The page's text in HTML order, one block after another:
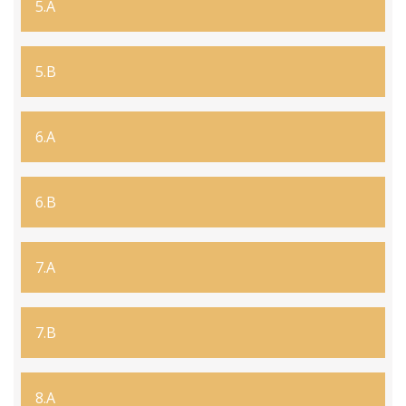
5.A
5.B
6.A
6.B
7.A
7.B
8.A